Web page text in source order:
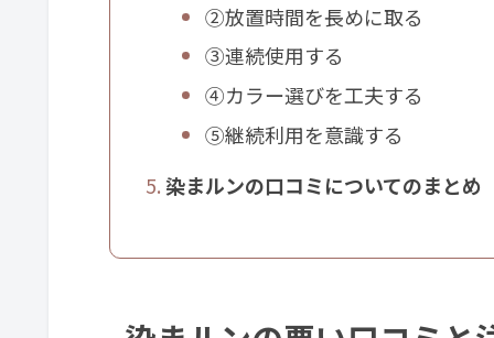
②放置時間を長めに取る
③連続使用する
④カラー選びを工夫する
⑤継続利用を意識する
染まルンの口コミについてのまとめ